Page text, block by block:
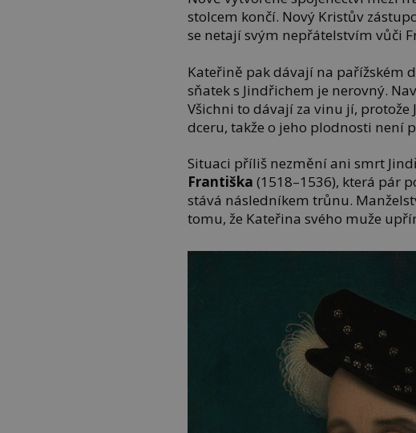
stolcem končí. Nový Kristův
se netají svým nepřátelstvím vůči
Kateřině pak dávají na pařížském
sňatek s Jindřichem je nerovný.
Všichni to dávají za vinu jí,
dceru, takže o jeho plodnosti není
Situaci příliš nezmění ani smrt
Františka (1518–1536), která pár
stává následníkem trůnu.
tomu, že Kateřina svého muže